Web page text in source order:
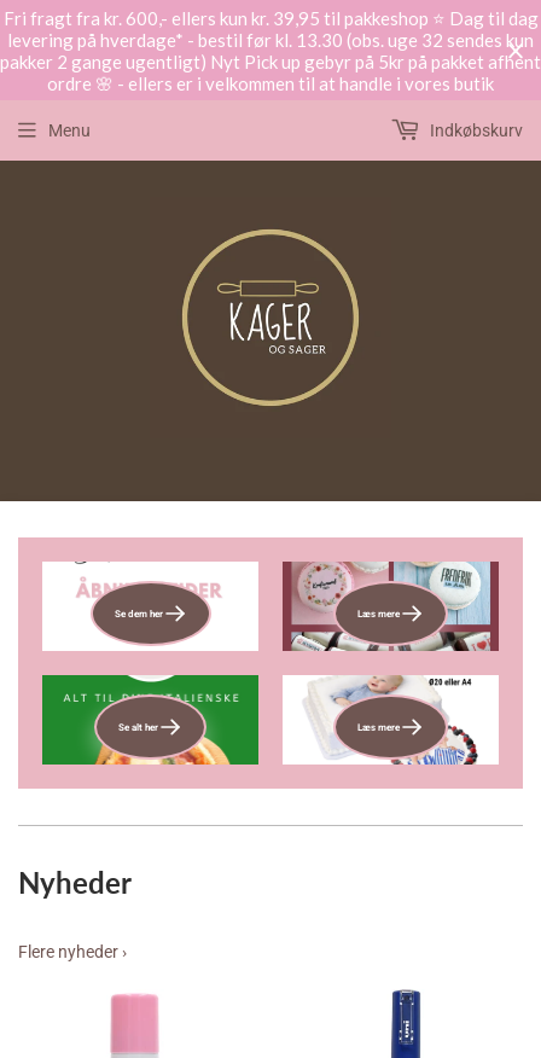
Fri fragt fra kr. 600,- ellers kun kr. 39,95 til pakkeshop ⭐️ Dag til dag
levering på hverdage* - bestil før kl. 13.30 (obs. uge 32 sendes kun
pakker 2 gange ugentligt) Nyt Pick up gebyr på 5kr på pakket afhent
ordre 🌸 - ellers er i velkommen til at handle i vores butik
Menu Indkøbskurv
Se dem her Læs mere
Se alt her Læs mere
Nyheder
Flere nyheder ›